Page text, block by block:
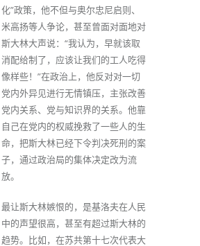
化”政策，他不但与奥尔忠尼启则、
米高扬等人争论，甚至曾面对面地对
斯大林大声说：“我认为，早就该取
消配给制了，应该让我们的工人吃得
像样些！”在政治上，他反对对一切
党内外异见进行无情镇压，主张改善
党内关系、党与知识界的关系。他靠
自己在党内的权威挽救了一些人的生
命，把斯大林已经下令判决死刑的案
子，通过政治局的集体决定改为流
放。
最让斯大林嫉恨的，是基洛夫在人民
中的声望很高，甚至有超过斯大林的
趋势。比如，在苏共第十七次代表大